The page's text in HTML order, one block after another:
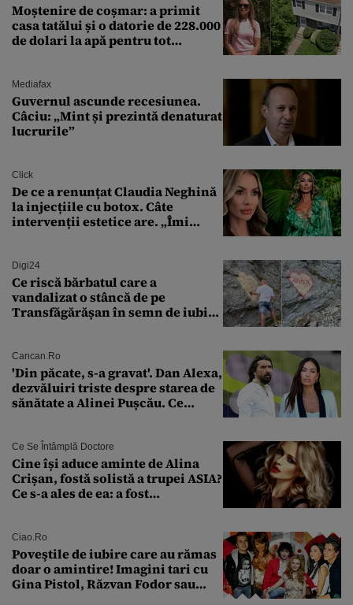
Moștenire de coșmar: a primit
casa tatălui și o datorie de 228.000
de dolari la apă pentru tot
Mediafax
Guvernul ascunde recesiunea.
Câciu: „Mint și prezintă denaturat
lucrurile”
Click
De ce a renunțat Claudia Neghină
la injecțiile cu botox. Câte
intervenții estetice are. „Îmi
Digi24
Ce riscă bărbatul care a
vandalizat o stâncă de pe
Transfăgărășan în semn de iubire
Cancan.ro
'Din păcate, s-a gravat'. Dan Alexa,
dezvăluiri triste despre starea de
sănătate a Alinei Pușcău. Ce
Ce Se Întâmplă Doctore
Cine își aduce aminte de Alina
Crișan, fostă solistă a trupei ASIA?
Ce s-a ales de ea: a fost
Ciao.ro
Poveştile de iubire care au rămas
doar o amintire! Imagini tari cu
Gina Pistol, Răzvan Fodor sau